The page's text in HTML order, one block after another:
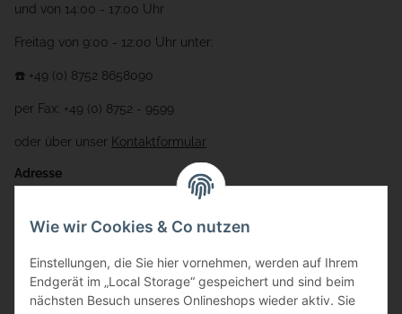
und von 14:00 - 17:00 Uhr
Freitag von 9:00 - 12:00 Uhr unter:
☎️ +49 (0) 8752 8658090
per Fax: +49 (0) 8752 - 9599
oder über unser Kontaktformular
Adresse
Gewerbering 17
84072 Au i.d. Hallertau
info@bauer-tore.de
Wie wir Cookies & Co nutzen
Einstellungen, die Sie hier vornehmen, werden auf Ihrem
Endgerät im „Local Storage“ gespeichert und sind beim
nächsten Besuch unseres Onlineshops wieder aktiv. Sie